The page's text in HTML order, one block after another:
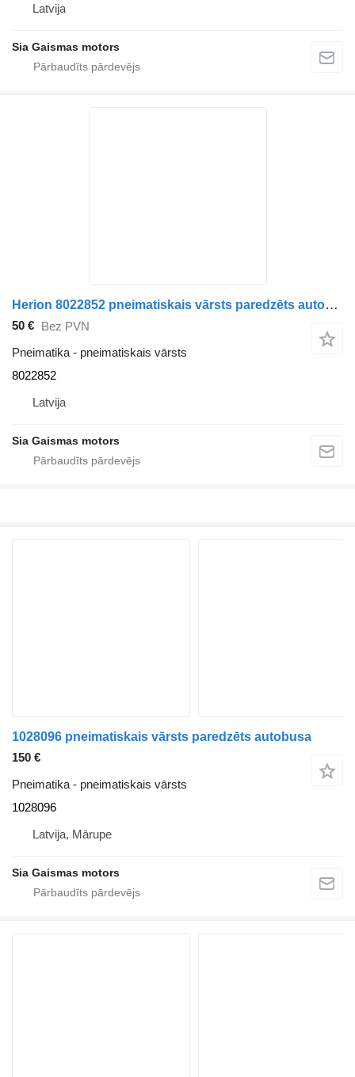
Latvija
Sia Gaismas motors
Herion 8022852 pneimatiskais vārsts paredzēts autobusa
50 € Bez PVN
Pneimatika - pneimatiskais vārsts
8022852
Latvija
Sia Gaismas motors
1028096 pneimatiskais vārsts paredzēts autobusa
150 €
Pneimatika - pneimatiskais vārsts
1028096
Latvija, Mārupe
Sia Gaismas motors